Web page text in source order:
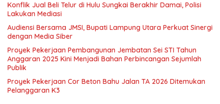
Konflik Jual Beli Telur di Hulu Sungkai Berakhir Damai, Polisi
Lakukan Mediasi
Audiensi Bersama JMSI, Bupati Lampung Utara Perkuat Sinergi
dengan Media Siber
Proyek Pekerjaan Pembangunan Jembatan Sei STI Tahun
Anggaran 2025 Kini Menjadi Bahan Perbincangan Sejumlah
Publik
Proyek Pekerjaan Cor Beton Bahu Jalan TA 2026 Ditemukan
Pelanggaran K3